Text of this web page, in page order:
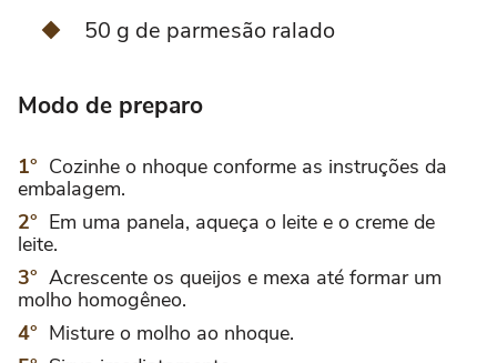
50 g de parmesão ralado
Modo de preparo
Cozinhe o nhoque conforme as instruções da
embalagem.
Em uma panela, aqueça o leite e o creme de
leite.
Acrescente os queijos e mexa até formar um
molho homogêneo.
Misture o molho ao nhoque.